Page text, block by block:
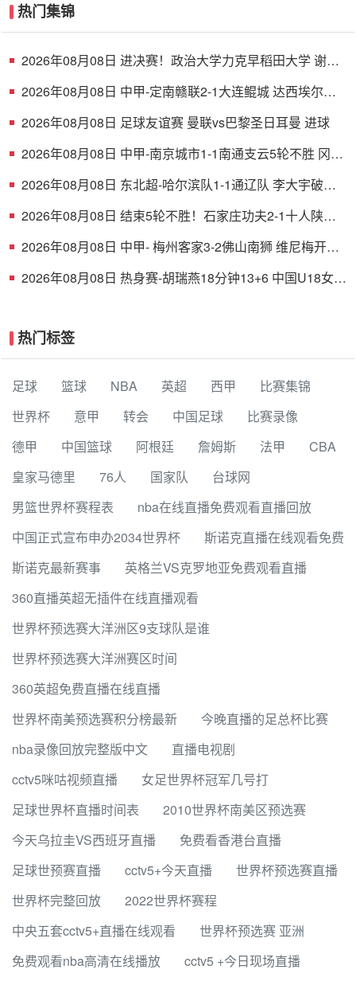
热门集锦
2026年08月08日 进决赛！政治大学力克早稻田大学 谢昀
2026年08月08日 中甲-定南赣联2-1大连鲲城 达西埃尔两
2026年08月08日 足球友谊赛 曼联vs巴黎圣日耳曼 进球
2026年08月08日 中甲-南京城市1-1南通支云5轮不胜 冈萨
2026年08月08日 东北超-哈尔滨队1-1通辽队 李大宇破门
2026年08月08日 结束5轮不胜！石家庄功夫2-1十人陕西
2026年08月08日 中甲- 梅州客家3-2佛山南狮 维尼梅开二
2026年08月08日 热身赛-胡瑞燕18分钟13+6 中国U18女篮
热门标签
足球 篮球 NBA 英超 西甲
比赛集锦
世界杯
意甲 转会 中国足球
比赛录像
德甲
中国篮球 阿根廷 詹姆斯 法甲
CBA
皇家马德里
76人 国家队
台球网
男篮世界杯赛程表
nba在线直播免费观看直播回放
中国正式宣布申办2034世界杯
斯诺克直播在线观看免费
斯诺克最新赛事
英格兰VS克罗地亚免费观看直播
360直播英超无插件在线直播观看
世界杯预选赛大洋洲区9支球队是谁
世界杯预选赛大洋洲赛区时间
360英超免费直播在线直播
世界杯南美预选赛积分榜最新
今晚直播的足总杯比赛
nba录像回放完整版中文
直播电视剧
cctv5咪咕视频直播
女足世界杯冠军几号打
足球世界杯直播时间表
2010世界杯南美区预选赛
今天乌拉圭VS西班牙直播
免费看香港台直播
足球世预赛直播
cctv5+今天直播
世界杯预选赛直播
世界杯完整回放
2022世界杯赛程
中央五套cctv5+直播在线观看
世界杯预选赛 亚洲
免费观看nba高清在线播放
cctv5 +今日现场直播